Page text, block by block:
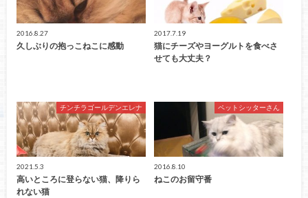
2016.8.27
久しぶりの抱っこねこに感動
2017.7.19
猫にチーズやヨーグルトを食べさ
せても大丈夫？
チンチラゴールデンエレナ
2021.5.3
高いところに登らない猫、降りら
れない猫
ペットシッターさん
2016.8.10
ねこのお留守番